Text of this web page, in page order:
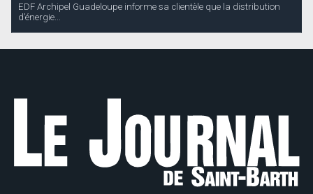
EDF Archipel Guadeloupe informe sa clientèle que la distribution
d’énergie...